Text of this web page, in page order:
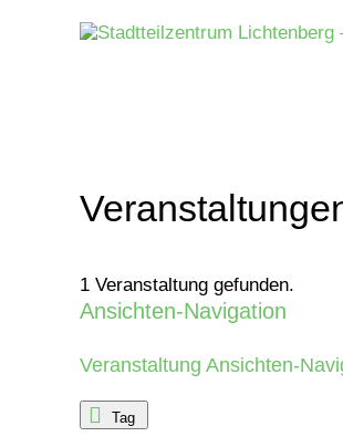
1 Veranstaltung gefunden.
Veranstaltungen
für
Montag,
Ansichten-Navigation
Veranstaltung Ansichten-
Tag